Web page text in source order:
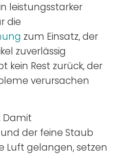
leistungsstarker
die
zum Einsatz, der
zuverlässig
kein Rest zurück, der
verursachen
Damit
der feine Staub
Luft gelangen, setzen